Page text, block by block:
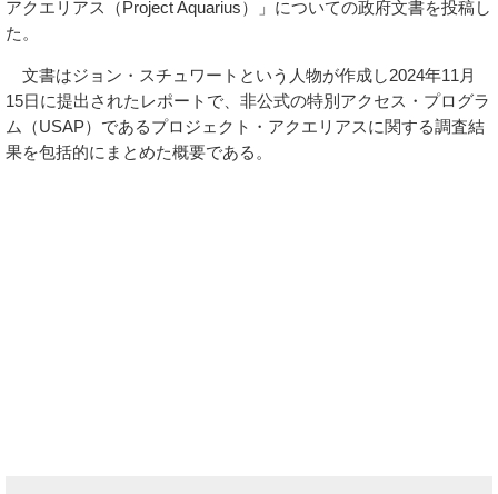
アクエリアス（Project Aquarius）」についての政府文書を投稿し
た。
文書はジョン・スチュワートという人物が作成し2024年11月
15日に提出されたレポートで、非公式の特別アクセス・プログラ
ム（USAP）であるプロジェクト・アクエリアスに関する調査結
果を包括的にまとめた概要である。